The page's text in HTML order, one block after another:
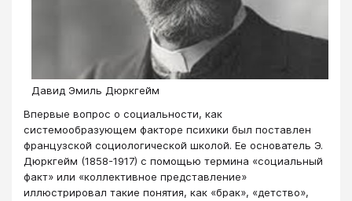
Давид Эмиль Дюркгейм
Впервые вопрос о социальности, как
системообразующем факторе психики был поставлен
французской социологической школой. Ее основатель Э.
Дюркгейм (1858-1917) с помощью термина «социальный
факт» или «коллективное представление»
иллюстрировал такие понятия, как «брак», «детство»,